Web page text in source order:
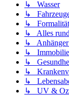
↳ Wasser
↳
↳
↳ Alles
↳ Anhänger
↳
↳
↳
↳
↳ UV &